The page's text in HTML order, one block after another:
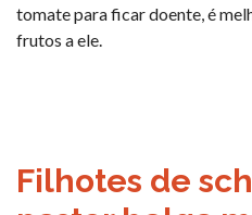
tomate para ficar doente, é
frutos a ele.
Filhotes de